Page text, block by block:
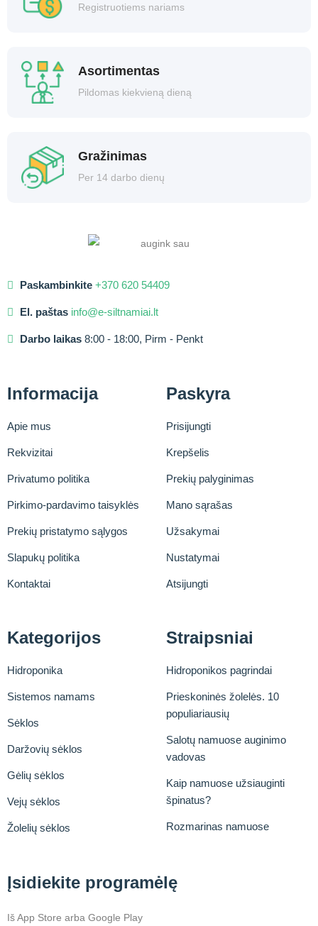
Registruotiems nariams
Asortimentas
Pildomas kiekvieną dieną
Gražinimas
Per 14 darbo dienų
Paskambinkite +370 620 54409
El. paštas info@e-siltnamiai.lt
Darbo laikas 8:00 - 18:00, Pirm - Penkt
Informacija
Apie mus
Rekvizitai
Privatumo politika
Pirkimo-pardavimo taisyklės
Prekių pristatymo sąlygos
Slapukų politika
Kontaktai
Paskyra
Prisijungti
Krepšelis
Prekių palyginimas
Mano sąrašas
Užsakymai
Nustatymai
Atsijungti
Kategorijos
Hidroponika
Sistemos namams
Sėklos
Daržovių sėklos
Gėlių sėklos
Vejų sėklos
Žolelių sėklos
Straipsniai
Hidroponikos pagrindai
Prieskoninės žolelės. 10
populiariausių
Salotų namuose auginimo
vadovas
Kaip namuose užsiauginti
špinatus?
Rozmarinas namuose
Įsidiekite programėlę
Iš App Store arba Google Play